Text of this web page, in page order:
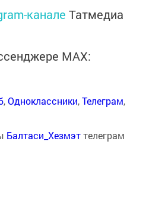
канале Татмедиа
MАХ:
,Одноклассники,Телеграм,
Балтаси_Хезмэттелеграм